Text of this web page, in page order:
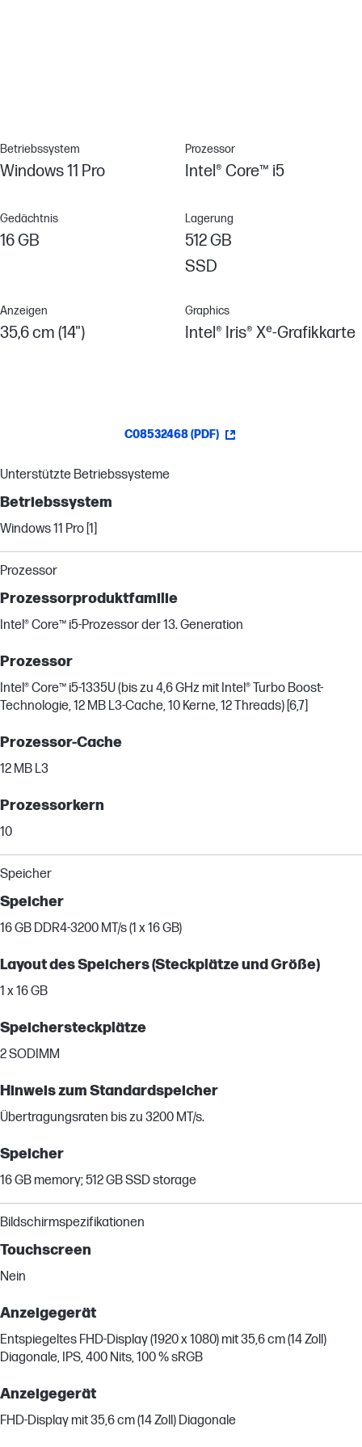
Betriebssystem
Windows 11 Pro
Prozessor
Intel® Core™ i5
Gedächtnis
16 GB
Lagerung
512 GB
SSD
Anzeigen
35,6 cm (14")
Graphics
Intel® Iris® Xᵉ-Grafikkarte
C08532468 (PDF)
Unterstützte Betriebssysteme
Betriebssystem
Windows 11 Pro [1]
Prozessor
Prozessorproduktfamilie
Intel® Core™ i5-Prozessor der 13. Generation
Prozessor
Intel® Core™ i5-1335U (bis zu 4,6 GHz mit Intel® Turbo Boost-
Technologie, 12 MB L3-Cache, 10 Kerne, 12 Threads) [6,7]
Prozessor-Cache
12 MB L3
Prozessorkern
10
Speicher
Speicher
16 GB DDR4-3200 MT/s (1 x 16 GB)
Layout des Speichers (Steckplätze und Größe)
1 x 16 GB
Speichersteckplätze
2 SODIMM
Hinweis zum Standardspeicher
Übertragungsraten bis zu 3200 MT/s.
Speicher
16 GB memory; 512 GB SSD storage
Bildschirmspezifikationen
Touchscreen
Nein
Anzeigegerät
Entspiegeltes FHD-Display (1920 x 1080) mit 35,6 cm (14 Zoll)
Diagonale, IPS, 400 Nits, 100 % sRGB
Anzeigegerät
FHD-Display mit 35,6 cm (14 Zoll) Diagonale